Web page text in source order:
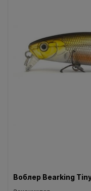
Все категории (9)
Воблер Bearking